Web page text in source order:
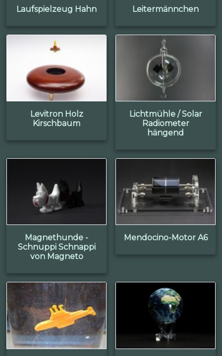
Laufspielzeug Hahn Leitermännchen
Levitron Holz
Kirschbaum
Lichtmühle / Solar
Radiometer
hängend
Magnethunde -
Schnuppi Schnappi
von Magneto
Mendocino-Motor A6